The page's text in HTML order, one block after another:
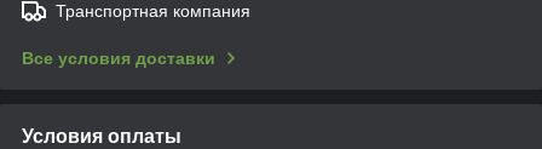
Транспортная компания
Все условия доставки
Условия оплаты